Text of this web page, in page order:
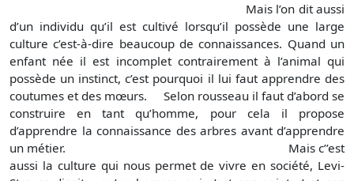
Mais l’on dit aussi
d’un individu qu’il est cultivé lorsqu’il possède une large
culture c’est-à-dire beaucoup de connaissances. Quand un
enfant née il est incomplet contrairement à l’animal qui
possède un instinct, c’est pourquoi il lui faut apprendre des
coutumes et des mœurs. Selon rousseau il faut d’abord se
construire en tant qu’homme, pour cela il propose
d’apprendre la connaissance des arbres avant d’apprendre
un métier. Mais c’’est
aussi la culture qui nous permet de vivre en société, Levi-